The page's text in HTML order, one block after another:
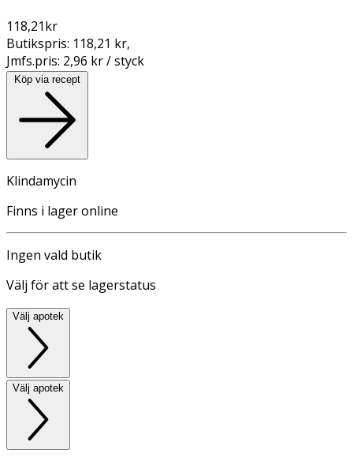
118,21kr
Butikspris: 118,21 kr,
Jmfs.pris: 2,96 kr / styck
Köp via recept
Klindamycin
Finns i lager online
Ingen vald butik
Välj för att se lagerstatus
Välj apotek
Välj apotek